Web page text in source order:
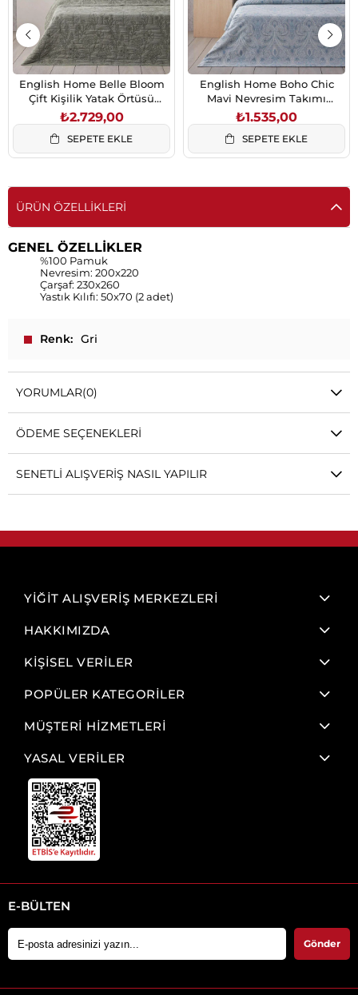
English Home Belle Bloom
Çift Kişilik Yatak Örtüsü
Takımı 200x220 cm Yeşil
₺2.729,00
SEPETE EKLE
English Home Boho Chic
Mavi Nevresim Takımı
200x220 cm Çift Kişilik
₺1.535,00
SEPETE EKLE
ÜRÜN ÖZELLIKLERI
GENEL ÖZELLİKLER
%100 Pamuk
Nevresim: 200x220
Çarşaf: 230x260
Yastık Kılıfı: 50x70 (2 adet)
Renk Gri
YORUMLAR(0)
ÖDEME SEÇENEKLERI
SENETLI ALIŞVERIŞ NASIL YAPILIR
YİĞİT ALIŞVERİŞ MERKEZLERİ
HAKKIMIZDA
KİŞİSEL VERİLER
POPÜLER KATEGORİLER
MÜŞTERİ HİZMETLERİ
YASAL VERİLER
E-BÜLTEN
Gönder